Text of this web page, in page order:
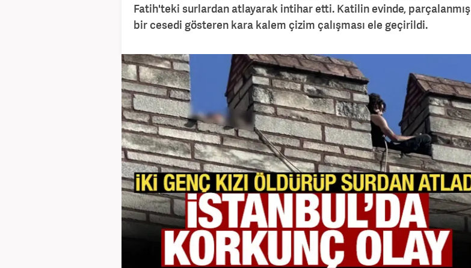
Fatih'teki surlardan atlayarak intihar etti. Katilin evinde, parçalanmış
bir cesedi gösteren kara kalem çizim çalışması ele geçirildi.